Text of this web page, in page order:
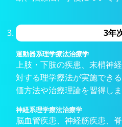
3年
運動器系理学療法治療学
上肢・下肢の疾患、末梢神
対する理学療法が実施でき
価方法や治療理論を習得しま
神経系理学療法治療学
脳血管疾患、神経筋疾患、